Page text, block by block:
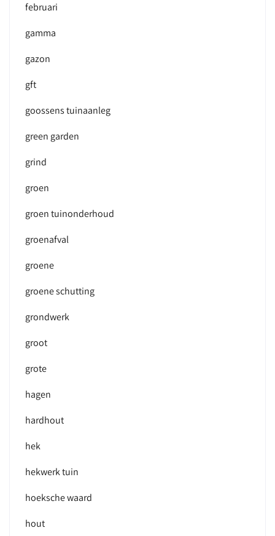
februari
gamma
gazon
gft
goossens tuinaanleg
green garden
grind
groen
groen tuinonderhoud
groenafval
groene
groene schutting
grondwerk
groot
grote
hagen
hardhout
hek
hekwerk tuin
hoeksche waard
hout